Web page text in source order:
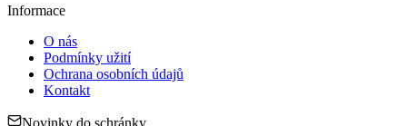
Informace
O nás
Podmínky užití
Ochrana osobních údajů
Kontakt
Novinky do schránky